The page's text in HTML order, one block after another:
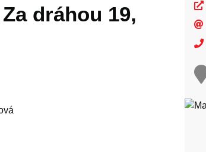
dráhou 19,